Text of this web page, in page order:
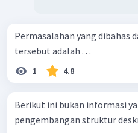
Permasalahan yang dibahas
tersebut adalah . . .
1 4.8
Berikut ini bukan informasi
pengembangan struktur